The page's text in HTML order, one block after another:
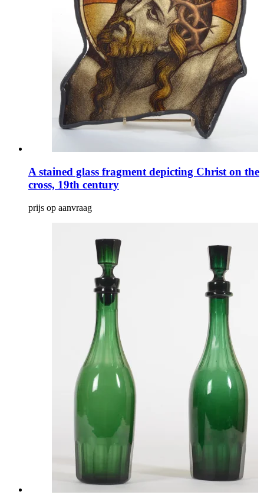
A stained glass fragment depicting Christ on the
cross, 19th century
prijs op aanvraag